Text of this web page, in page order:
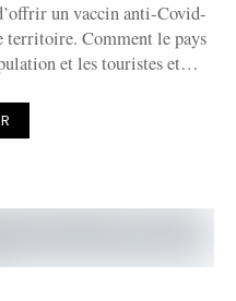
un vaccin anti-Covid-
territoire. Comment le pays
et les touristes et…